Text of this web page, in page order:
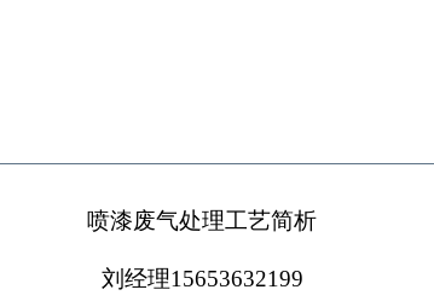
喷漆废气处理工艺简析
刘经理15653632199